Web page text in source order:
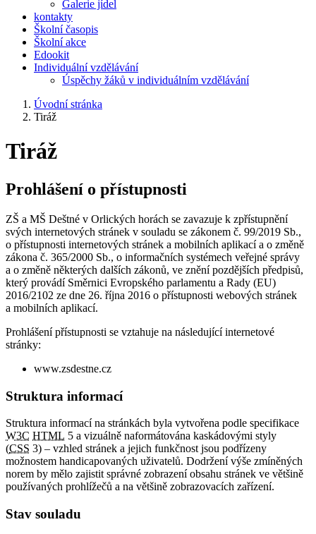
Galerie jídel
kontakty
Školní časopis
Školní akce
Edookit
Individuální vzdělávání
Úspěchy žáků v individuálním vzdělávání
Úvodní stránka
Tiráž
Tiráž
Prohlášení o přístupnosti
ZŠ a MŠ Deštné v Orlických horách se zavazuje k zpřístupnění
svých internetových stránek v souladu se zákonem č. 99/2019 Sb.,
o přístupnosti internetových stránek a mobilních aplikací a o změně
zákona č. 365/2000 Sb., o informačních systémech veřejné správy
a o změně některých dalších zákonů, ve znění pozdějších předpisů,
který provádí Směrnici Evropského parlamentu a Rady (EU)
2016/2102 ze dne 26. října 2016 o přístupnosti webových stránek
a mobilních aplikací.
Prohlášení přístupnosti se vztahuje na následující internetové
stránky:
www.zsdestne.cz
Struktura informací
Struktura informací na stránkách byla vytvořena podle specifikace
W3C HTML 5 a vizuálně naformátována kaskádovými styly
(CSS 3) – vzhled stránek a jejich funkčnost jsou podřízeny
možnostem handicapovaných uživatelů. Dodržení výše zmíněných
norem by mělo zajistit správné zobrazení obsahu stránek ve většině
používaných prohlížečů a na většině zobrazovacích zařízení.
Stav souladu